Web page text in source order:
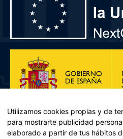
Utilizamos cookies propias y de
para mostrarte publicidad
elaborado a partir de tus hábitos